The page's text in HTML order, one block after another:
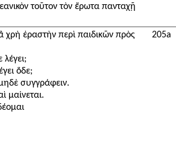
τοῦτον τὸν ἔρωτα πανταχῇ
ἃ χρὴ ἐραστὴν περὶ παιδικῶν πρὸς
ὅδε;
συγγράφειν.
μαίνεται.
205a